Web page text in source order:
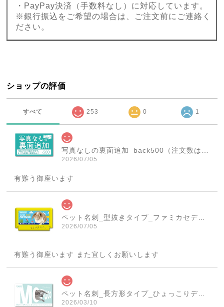
・PayPay決済（手数料なし）に対応しています。
※銀行振込をご希望の場合は、ご注文前にご連絡く
ださい。
ショップの評価
すべて 253 0 1
2026/07/05
有難う御座います
2026/07/05
有難う御座います また宜しくお願いします
2026/03/10